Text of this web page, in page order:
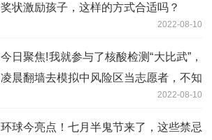
奖状激励孩子，这样的方式合适吗？
2022-08-10
今日聚焦!我就参与了核酸检测“大比武”，
凌晨翻墙去模拟中风险区当志愿者，不知
2022-08-10
环球今亮点！七月半鬼节来了，这些禁忌